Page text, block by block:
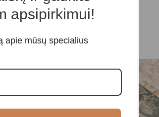
apsipirkimui!
apie mūsų specialius